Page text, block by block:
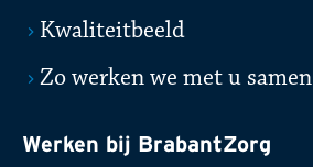
Kwaliteitbeeld
Zo werken we met u samen
Werken bij BrabantZorg